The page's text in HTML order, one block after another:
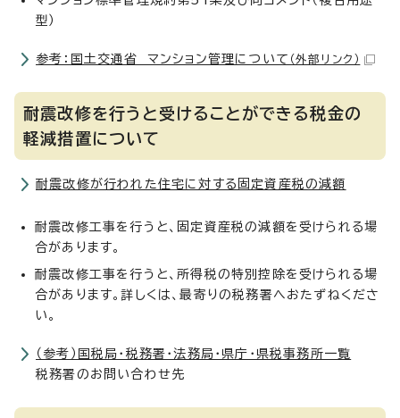
型）
参考：国土交通省 マンション管理について （外部リンク）
耐震改修を行うと受けることができる税金の
軽減措置について
耐震改修が行われた住宅に対する固定資産税の減額
耐震改修工事を行うと、固定資産税の減額を受けられる場
合があります。
耐震改修工事を行うと、所得税の特別控除を受けられる場
合があります。詳しくは、最寄りの税務署へおたずねくださ
い。
（参考）国税局・税務署・法務局・県庁・県税事務所一覧
税務署のお問い合わせ先